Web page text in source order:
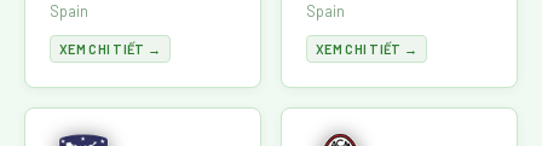
Spain
XEM CHI TIẾT →
Spain
XEM CHI TIẾT →